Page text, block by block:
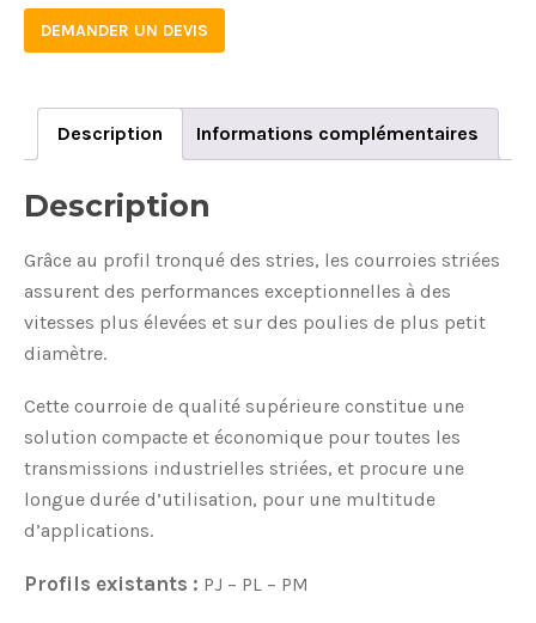
DEMANDER UN DEVIS
Description Informations complémentaires
Description
Grâce au profil tronqué des stries, les courroies striées
assurent des performances exceptionnelles à des
vitesses plus élevées et sur des poulies de plus petit
diamètre.
Cette courroie de qualité supérieure constitue une
solution compacte et économique pour toutes les
transmissions industrielles striées, et procure une
longue durée d’utilisation, pour une multitude
d’applications.
Profils existants : PJ – PL – PM